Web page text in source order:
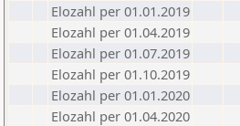
Elozahl per 01.01.2019
Elozahl per 01.04.2019
Elozahl per 01.07.2019
Elozahl per 01.10.2019
Elozahl per 01.01.2020
Elozahl per 01.04.2020